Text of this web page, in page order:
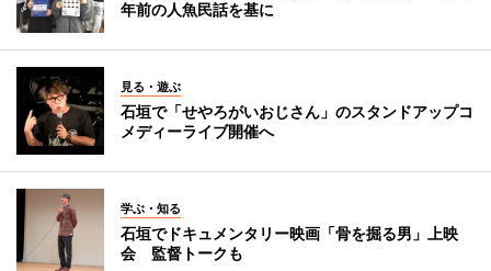
年前の人魚民話を基に
見る・遊ぶ
石垣で「せやろがいおじさん」のスタンドアップコ
メディーライブ開催へ
学ぶ・知る
石垣でドキュメンタリー映画「骨を掘る男」上映
会 監督トークも